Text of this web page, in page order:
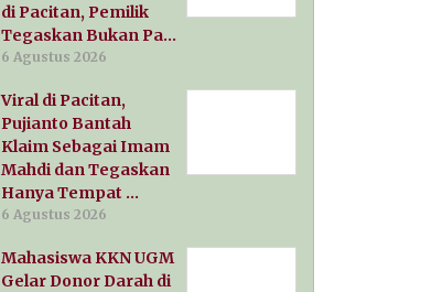
di Pacitan, Pemilik
Tegaskan Bukan Pa…
6 Agustus 2026
Viral di Pacitan,
Pujianto Bantah
Klaim Sebagai Imam
Mahdi dan Tegaskan
Hanya Tempat …
6 Agustus 2026
Mahasiswa KKN UGM
Gelar Donor Darah di